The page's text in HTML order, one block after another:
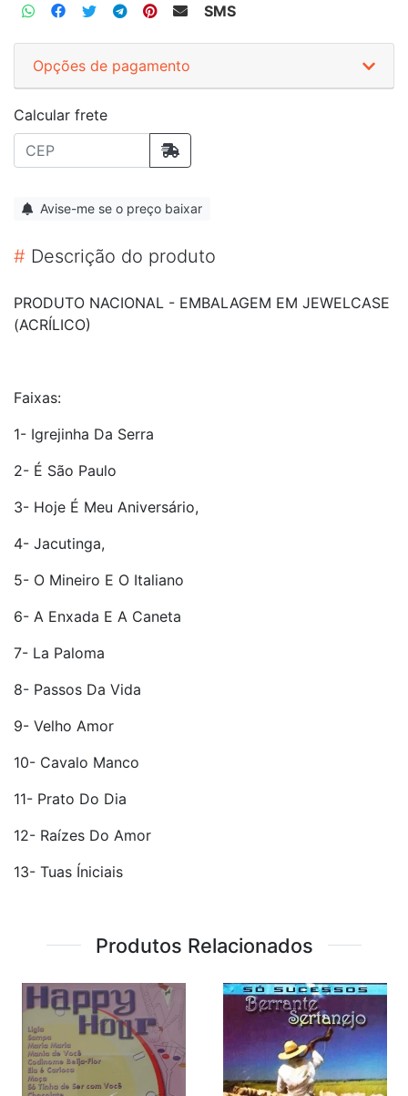
SMS
Opções de pagamento
Calcular frete
Avise-me se o preço baixar
# Descrição do produto
PRODUTO NACIONAL - EMBALAGEM EM JEWELCASE
(ACRÍLICO)
Faixas:
1- Igrejinha Da Serra
2- É São Paulo
3- Hoje É Meu Aniversário,
4- Jacutinga,
5- O Mineiro E O Italiano
6- A Enxada E A Caneta
7- La Paloma
8- Passos Da Vida
9- Velho Amor
10- Cavalo Manco
11- Prato Do Dia
12- Raízes Do Amor
13- Tuas Íniciais
Produtos Relacionados